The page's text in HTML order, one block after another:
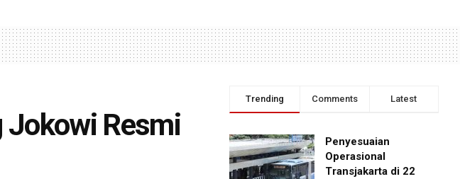
Jokowi Resmi
Trending Comments Latest
Penyesuaian
Operasional
Transjakarta di 22